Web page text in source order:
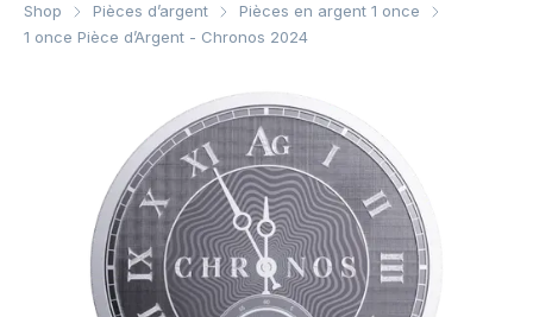
Shop Pièces d’argent
Pièces en argent 1 once
1 once Pièce d’Argent - Chronos 2024